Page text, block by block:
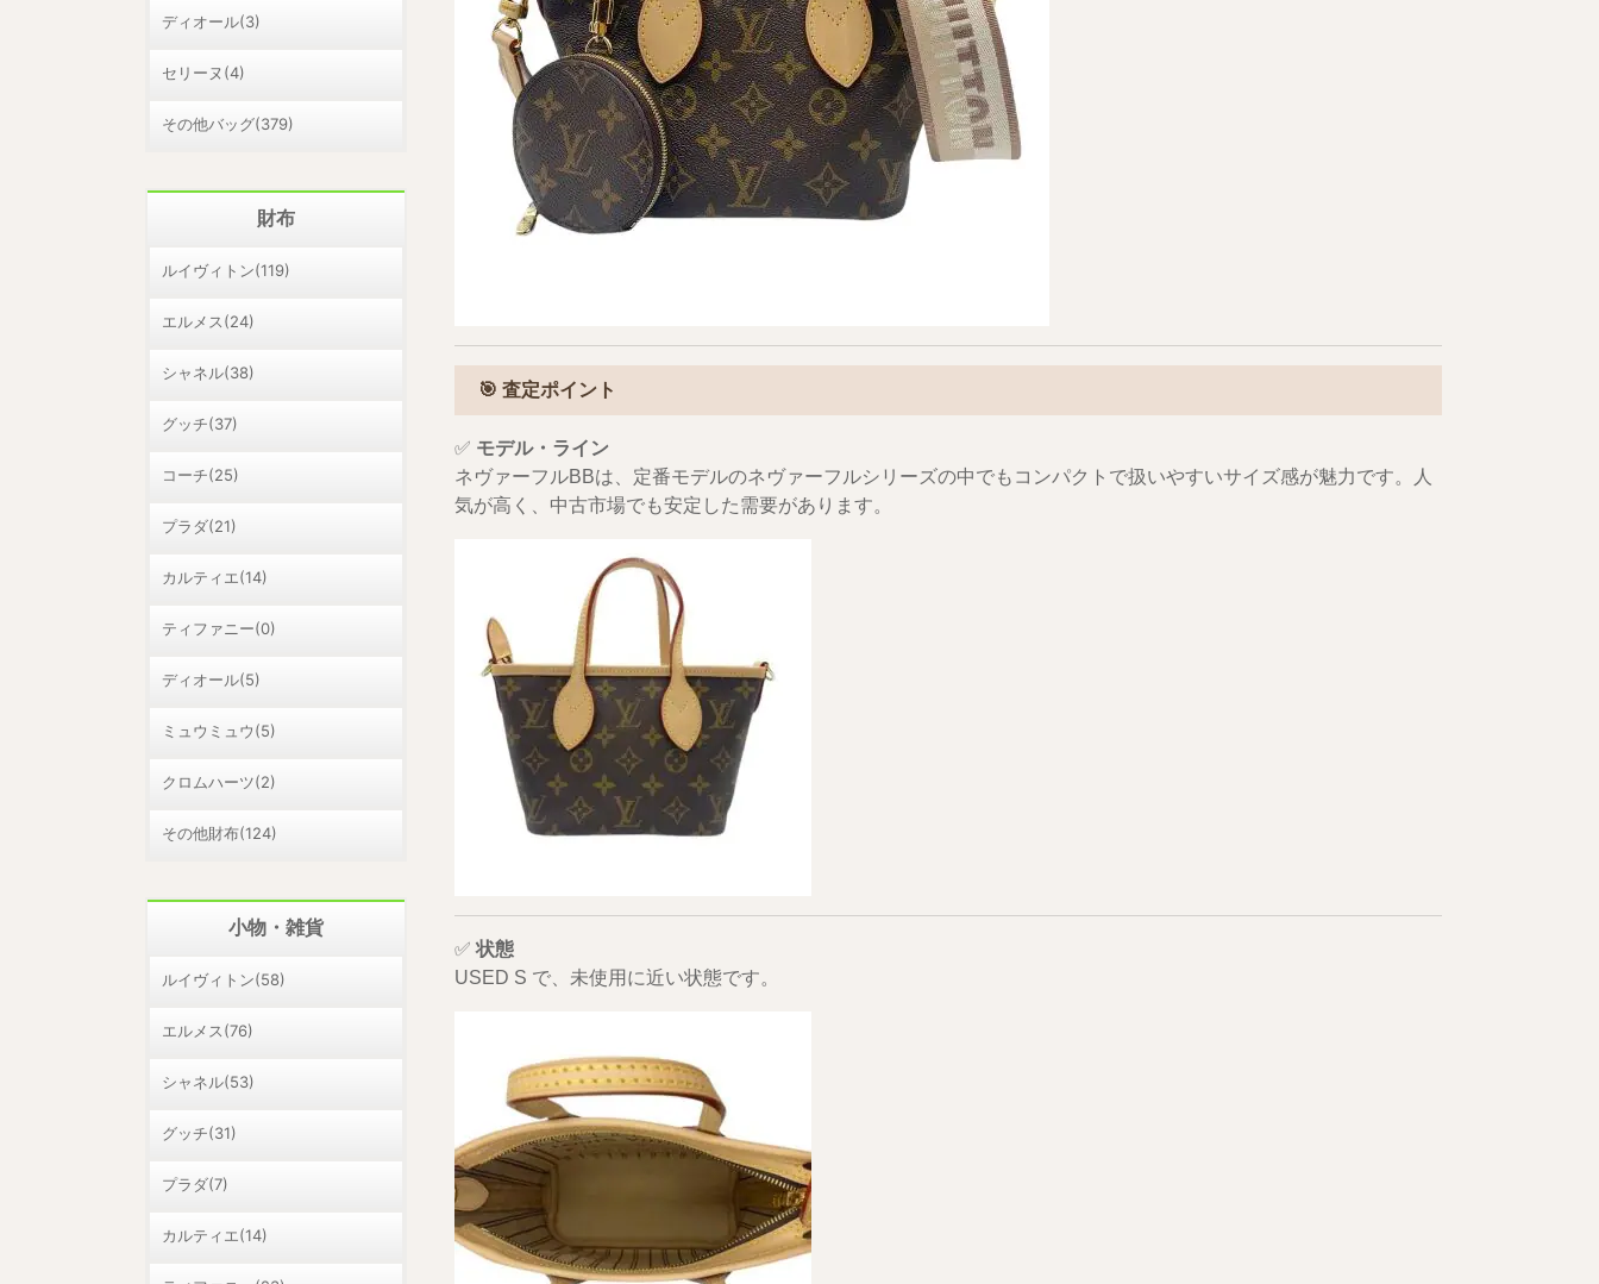
🎯 査定ポイント
✅ モデル・ライン
ネヴァーフルBBは、定番モデルのネヴァーフルシリーズの中でもコンパクトで扱いやすいサイズ感が魅力です。人
気が高く、中古市場でも安定した需要があります。
✅ 状態
USED S で、未使用に近い状態です。
ディオール(3)
セリーヌ(4)
その他バッグ(379)
財布
ルイヴィトン(119)
エルメス(24)
シャネル(38)
グッチ(37)
コーチ(25)
プラダ(21)
カルティエ(14)
ティファニー(0)
ディオール(5)
ミュウミュウ(5)
クロムハーツ(2)
その他財布(124)
小物・雑貨
ルイヴィトン(58)
エルメス(76)
シャネル(53)
グッチ(31)
プラダ(7)
カルティエ(14)